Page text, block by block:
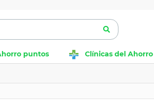
puntos Clínicas del Ahorro